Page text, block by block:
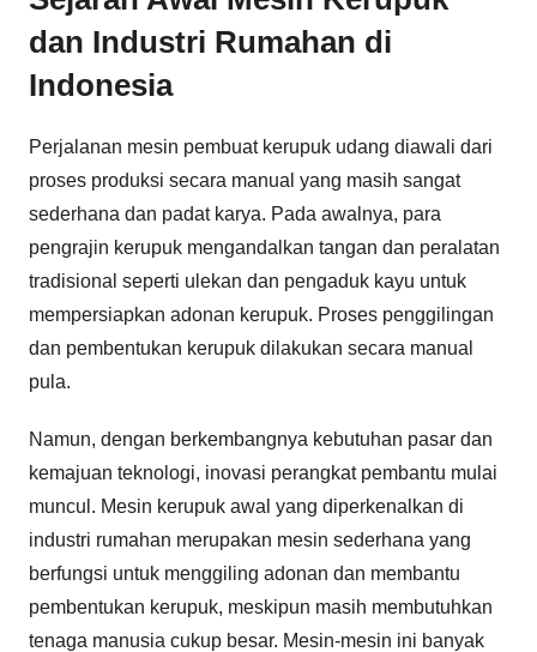
dan Industri Rumahan di
Indonesia
Perjalanan mesin pembuat kerupuk udang diawali dari
proses produksi secara manual yang masih sangat
sederhana dan padat karya. Pada awalnya, para
pengrajin kerupuk mengandalkan tangan dan peralatan
tradisional seperti ulekan dan pengaduk kayu untuk
mempersiapkan adonan kerupuk. Proses penggilingan
dan pembentukan kerupuk dilakukan secara manual
pula.
Namun, dengan berkembangnya kebutuhan pasar dan
kemajuan teknologi, inovasi perangkat pembantu mulai
muncul. Mesin kerupuk awal yang diperkenalkan di
industri rumahan merupakan mesin sederhana yang
berfungsi untuk menggiling adonan dan membantu
pembentukan kerupuk, meskipun masih membutuhkan
tenaga manusia cukup besar. Mesin-mesin ini banyak